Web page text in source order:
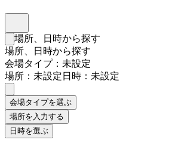
検索フォームを閉じる
場所、日時から探す
場所、日時から探す
会場タイプ：未設定
場所：未設定日時：未設定
会場タイプを選ぶ
場所を入力する
日時を選ぶ